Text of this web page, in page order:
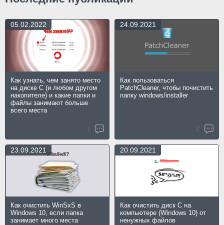
Как узнать, чем занято место
на диске C (и любом другом
накопителе) и какие папки и
файлы занимают больше
всего места
05.02.2022
1
Как пользоваться
PatchCleaner, чтобы почистить
папку windows/installer
24.09.2021
2
Как очистить WinSxS в
Windows 10, если папка
занимает много места
23.09.2021
Как очистить диск C на
компьютере (Windows 10) от
ненужных файлов
20.09.2021